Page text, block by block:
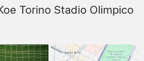
Joukkueet
Torino Stadio Olimpico